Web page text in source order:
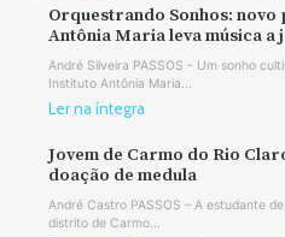
Orquestrando Sonhos:
Antônia Maria leva música a
André Silveira PASSOS - Um sonho
Instituto Antônia Maria...
Ler na íntegra
Jovem de Carmo do Rio
doação de medula
André Castro PASSOS – A estudante
distrito de Carmo...